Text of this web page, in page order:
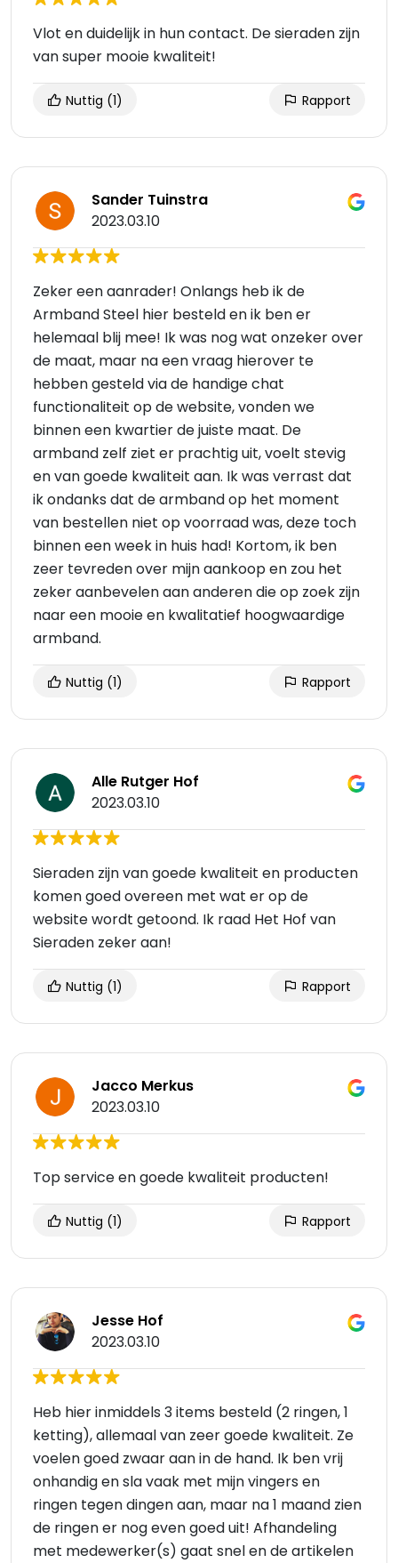
Vlot en duidelijk in hun contact. De sieraden zijn
van super mooie kwaliteit!
Nuttig (1) Rapport
Sander Tuinstra
2023.03.10
Zeker een aanrader! Onlangs heb ik de
Armband Steel hier besteld en ik ben er
helemaal blij mee! Ik was nog wat onzeker over
de maat, maar na een vraag hierover te
hebben gesteld via de handige chat
functionaliteit op de website, vonden we
binnen een kwartier de juiste maat. De
armband zelf ziet er prachtig uit, voelt stevig
en van goede kwaliteit aan. Ik was verrast dat
ik ondanks dat de armband op het moment
van bestellen niet op voorraad was, deze toch
binnen een week in huis had! Kortom, ik ben
zeer tevreden over mijn aankoop en zou het
zeker aanbevelen aan anderen die op zoek zijn
naar een mooie en kwalitatief hoogwaardige
armband.
Nuttig (1) Rapport
Alle Rutger Hof
2023.03.10
Sieraden zijn van goede kwaliteit en producten
komen goed overeen met wat er op de
website wordt getoond. Ik raad Het Hof van
Sieraden zeker aan!
Nuttig (1) Rapport
Jacco Merkus
2023.03.10
Top service en goede kwaliteit producten!
Nuttig (1) Rapport
Jesse Hof
2023.03.10
Heb hier inmiddels 3 items besteld (2 ringen, 1
ketting), allemaal van zeer goede kwaliteit. Ze
voelen goed zwaar aan in de hand. Ik ben vrij
onhandig en sla vaak met mijn vingers en
ringen tegen dingen aan, maar na 1 maand zien
de ringen er nog even goed uit! Afhandeling
met medewerker(s) gaat snel en de artikelen